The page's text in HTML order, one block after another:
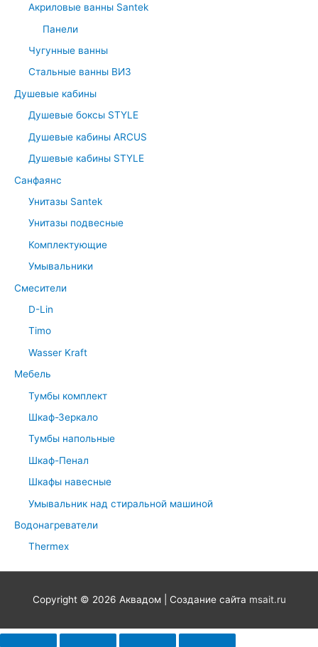
Акриловые ванны Santek
Панели
Чугунные ванны
Стальные ванны ВИЗ
Душевые кабины
Душевые боксы STYLE
Душевые кабины ARCUS
Душевые кабины STYLE
Санфаянс
Унитазы Santek
Унитазы подвесные
Комплектующие
Умывальники
Смесители
D-Lin
Timo
Wasser Kraft
Мебель
Тумбы комплект
Шкаф-Зеркало
Тумбы напольные
Шкаф-Пенал
Шкафы навесные
Умывальник над стиральной машиной
Водонагреватели
Thermex
Copyright © 2026 Аквадом| Создание сайта msait.ru